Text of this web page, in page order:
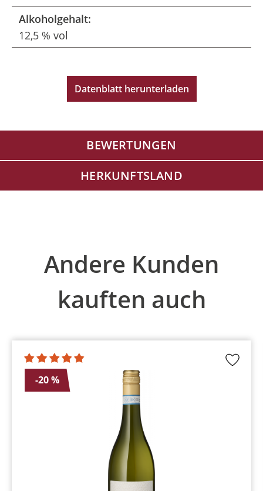
Alkoholgehalt:
12,5 % vol
Datenblatt herunterladen
BEWERTUNGEN
HERKUNFTSLAND
Andere Kunden
kauften auch
-20 %